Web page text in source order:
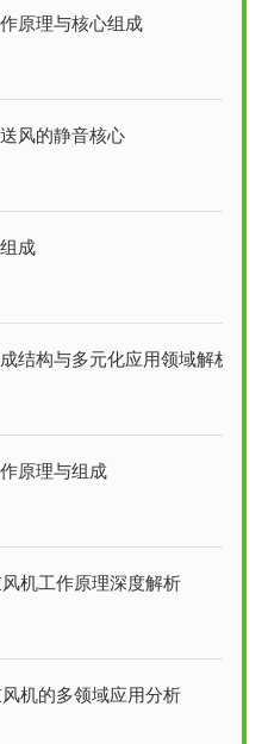
原理与核心组成
风的静音核心
成
结构与多元化应用领域解析
原理与组成
机工作原理深度解析
机的多领域应用分析